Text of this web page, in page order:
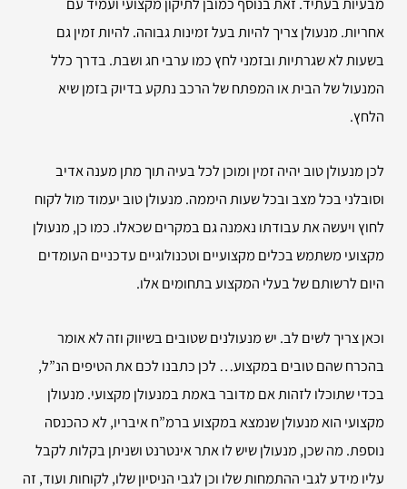
אחריות. מנעולן צריך להיות בעל זמינות גבוהה. להיות זמין גם
בשעות לא שגרתיות ובזמני לחץ כמו ערבי חג ושבת. בדרך כלל
המנעול של הבית או המפתח של הרכב נתקע בדיוק בזמן שיא
הלחץ.
לכן מנעולן טוב יהיה זמין ומוכן לכל בעיה תוך מתן מענה אדיב
וסובלני בכל מצב ובכל שעות היממה. מנעולן טוב יעמוד מול לקוח
לחוץ ויעשה את עבודתו נאמנה גם במקרים שכאלו. כמו כן, מנעולן
מקצועי משתמש בכלים מקצועיים וטכנולוגיים עדכניים העומדים
היום לרשותם של בעלי המקצוע בתחומים אלו.
וכאן צריך לשים לב. יש מנעולנים שטובים בשיווק וזה לא אומר
בהכרח שהם טובים במקצוע… לכן כתבנו לכם את הטיפים הנ”ל,
בכדי שתוכלו לזהות אם מדובר באמת במנעולן מקצועי. מנעולן
מקצועי הוא מנעולן שנמצא במקצוע ברמ”ח איבריו, לא כהכנסה
נוספת. מה שכן, מנעולן שיש לו אתר אינטרנט ושניתן בקלות לקבל
עליו מידע לגבי ההתמחות שלו וכן לגבי הניסיון שלו, לקוחות ועוד, זה